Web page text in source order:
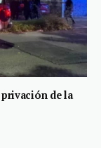
de la